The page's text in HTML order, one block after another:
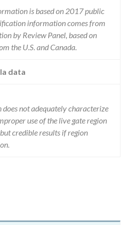
is based on 2017 public
information comes from
by Review Panel, based on
the U.S. and Canada.
data
not adequately characterize
use of the live gate region
credible results if region